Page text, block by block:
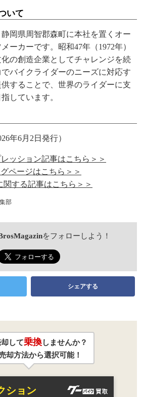
いて
岡県周智郡森町に本社を置くオー
ーカーです。昭和47年（1972年）
の創造企業としてチャレンジを続
バイクライダーのニーズに対応す
することで、世界のライダーに支
しています。
年6月2日発行）
ッション記事はこちら＞＞
ページはこちら＞＞
する記事はこちら＞＞
部
をフォローしよう！
シェアする
して乗換しませんか？
却方法から選択可能！
ション